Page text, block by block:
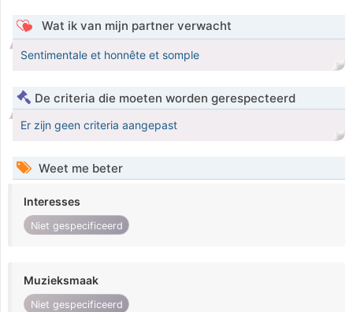
Wat ik van mijn partner verwacht
Sentimentale et honnête et somple
De criteria die moeten worden gerespecteerd
Er zijn geen criteria aangepast
Weet me beter
Interesses
Niet gespecificeerd
Muzieksmaak
Niet gespecificeerd